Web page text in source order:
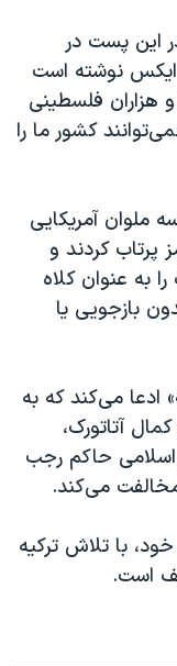
این پست در
نوشته است
هزاران فلسطینی
کشور ما را
سه ملوان آمریکایی
پرتاب کردند و
به عنوان کلاه
از آنها بدون بازجویی یا
ادعا می‌کند که به
آتاتورک،
اسلامی حاکم رجب
می‌کند.
با تلاش ترکیه
است.